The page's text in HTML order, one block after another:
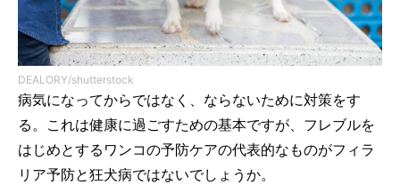
DEALORY/shutterstock
病気になってからではなく、ならないために対策をす
る。これは健康に過ごすための基本ですが、フレブルを
はじめとするワンコの予防ケアの代表的なものがフィラ
リア予防と狂犬病ではないでしょうか。